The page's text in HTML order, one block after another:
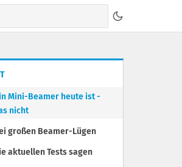
Mini-Beamer heute ist -
nicht
großen Beamer-Lügen
aktuellen Tests sagen